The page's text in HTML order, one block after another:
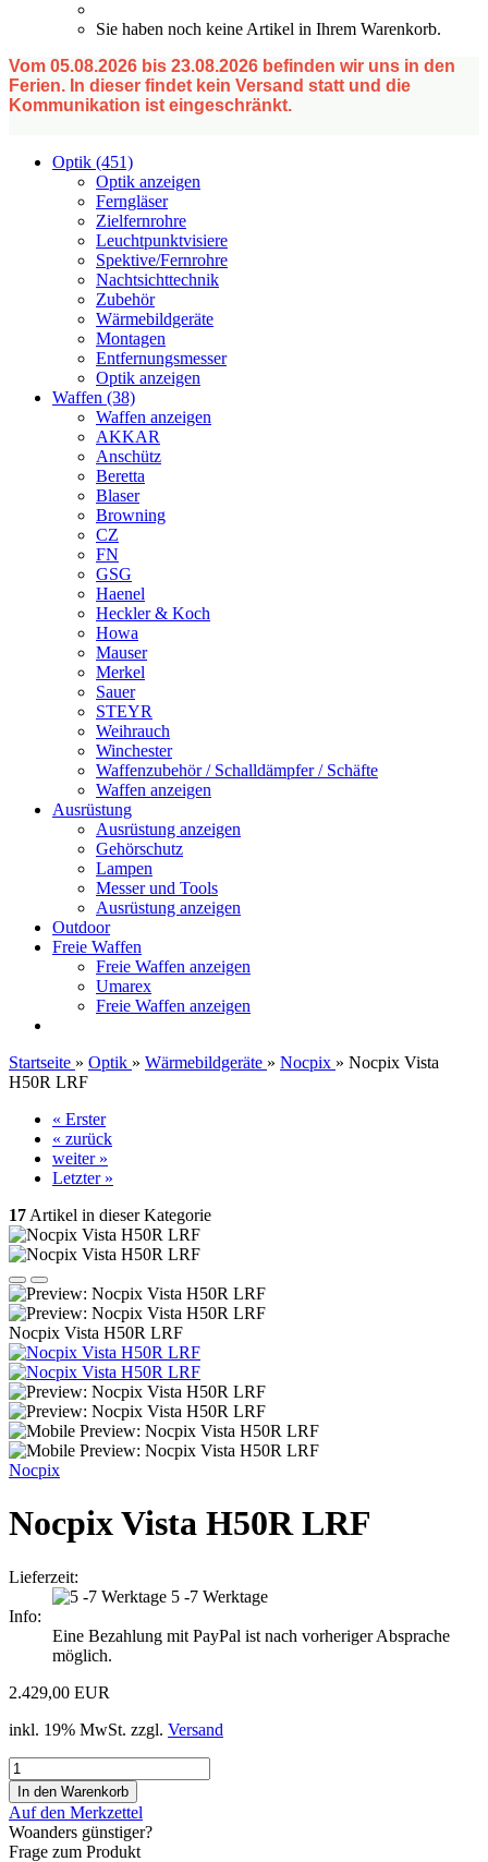
Sie haben noch keine Artikel in Ihrem Warenkorb.
Vom 05.08.2026 bis 23.08.2026 befinden wir uns in den
Ferien. In dieser findet kein Versand statt und die
Kommunikation ist eingeschränkt.
Optik (451)
Optik anzeigen
Ferngläser
Zielfernrohre
Leuchtpunktvisiere
Spektive/Fernrohre
Nachtsichttechnik
Zubehör
Wärmebildgeräte
Montagen
Entfernungsmesser
Optik anzeigen
Waffen (38)
Waffen anzeigen
AKKAR
Anschütz
Beretta
Blaser
Browning
CZ
FN
GSG
Haenel
Heckler & Koch
Howa
Mauser
Merkel
Sauer
STEYR
Weihrauch
Winchester
Waffenzubehör / Schalldämpfer / Schäfte
Waffen anzeigen
Ausrüstung
Ausrüstung anzeigen
Gehörschutz
Lampen
Messer und Tools
Ausrüstung anzeigen
Outdoor
Freie Waffen
Freie Waffen anzeigen
Umarex
Freie Waffen anzeigen
Startseite » Optik » Wärmebildgeräte » Nocpix » Nocpix Vista
H50R LRF
« Erster
« zurück
weiter »
Letzter »
17 Artikel in dieser Kategorie
Nocpix Vista H50R LRF
Nocpix
Nocpix Vista H50R LRF
Lieferzeit:
5 -7 Werktage
Info:
Eine Bezahlung mit PayPal ist nach vorheriger Absprache
möglich.
2.429,00 EUR
inkl. 19% MwSt. zzgl. Versand
Auf den Merkzettel
Woanders günstiger?
Frage zum Produkt